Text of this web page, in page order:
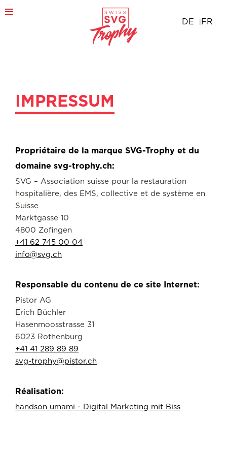
DE FR
IMPRESSUM
Propriétaire de la marque SVG-Trophy et du
domaine svg-trophy.ch:
SVG – Association suisse pour la restauration
hospitalière, des EMS, collective et de système en
Suisse
Marktgasse 10
4800 Zofingen
+41 62 745 00 04
info@svg.ch
Responsable du contenu de ce site Internet:
Pistor AG
Erich Büchler
Hasenmoosstrasse 31
6023 Rothenburg
+41 41 289 89 89
svg-trophy@pistor.ch
Réalisation:
handson umami - Digital Marketing mit Biss